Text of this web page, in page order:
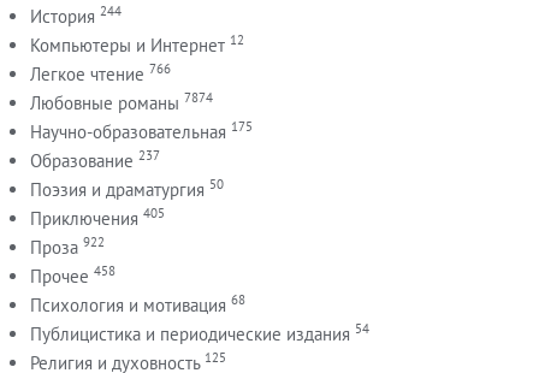
История 244
Компьютеры и Интернет 12
Легкое чтение 766
Любовные романы 7874
Научно-образовательная 175
Образование 237
Поэзия и драматургия 50
Приключения 405
Проза 922
Прочее 458
Психология и мотивация 68
Публицистика и периодические издания 54
Религия и духовность 125